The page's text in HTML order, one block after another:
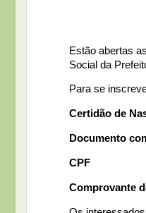
Estão abertas
Social da
Para se
Certidão de
Documento
CPF
Comprovante